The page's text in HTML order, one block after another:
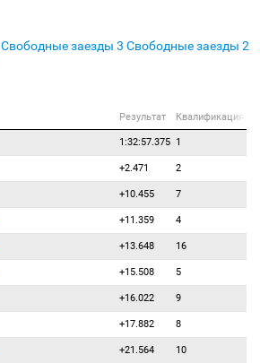
Свободные заезды 3 Свободные заезды 2
Результат Квалификация
1:32:57.375 1
+2.471 2
+10.455 7
+11.359 4
+13.648 16
+15.508 5
+16.022 9
+17.882 8
+21.564 10